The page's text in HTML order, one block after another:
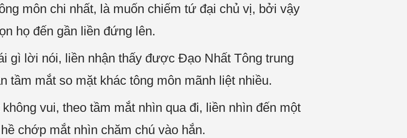
môn chi nhất, là muốn chiếm tứ đại chủ vị, bởi vậy
họ đến gần liền đứng lên.
gì lời nói, liền nhận thấy được Đạo Nhất Tông trung
tầm mắt so mặt khác tông môn mãnh liệt nhiều.
vui, theo tầm mắt nhìn qua đi, liền nhìn đến một
chớp mắt nhìn chăm chú vào hắn.